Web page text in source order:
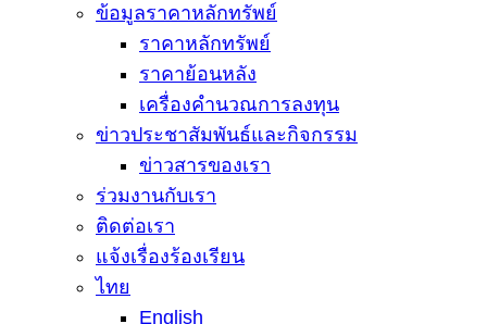
ข้อมูลราคาหลักทรัพย์
ราคาหลักทรัพย์
ราคาย้อนหลัง
เครื่องคำนวณการลงทุน
ข่าวประชาสัมพันธ์และกิจกรรม
ข่าวสารของเรา
ร่วมงานกับเรา
ติดต่อเรา
แจ้งเรื่องร้องเรียน
ไทย
English